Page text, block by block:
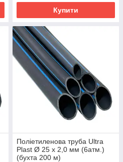
Купити
Поліетиленова труба Ultra
Plast Ø 25 х 2,0 мм (6атм.)
(бухта 200 м)